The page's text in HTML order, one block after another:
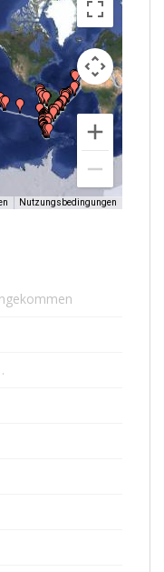
Nutzungsbedingungen